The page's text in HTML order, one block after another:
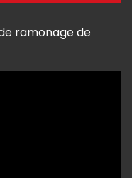
ramonage de